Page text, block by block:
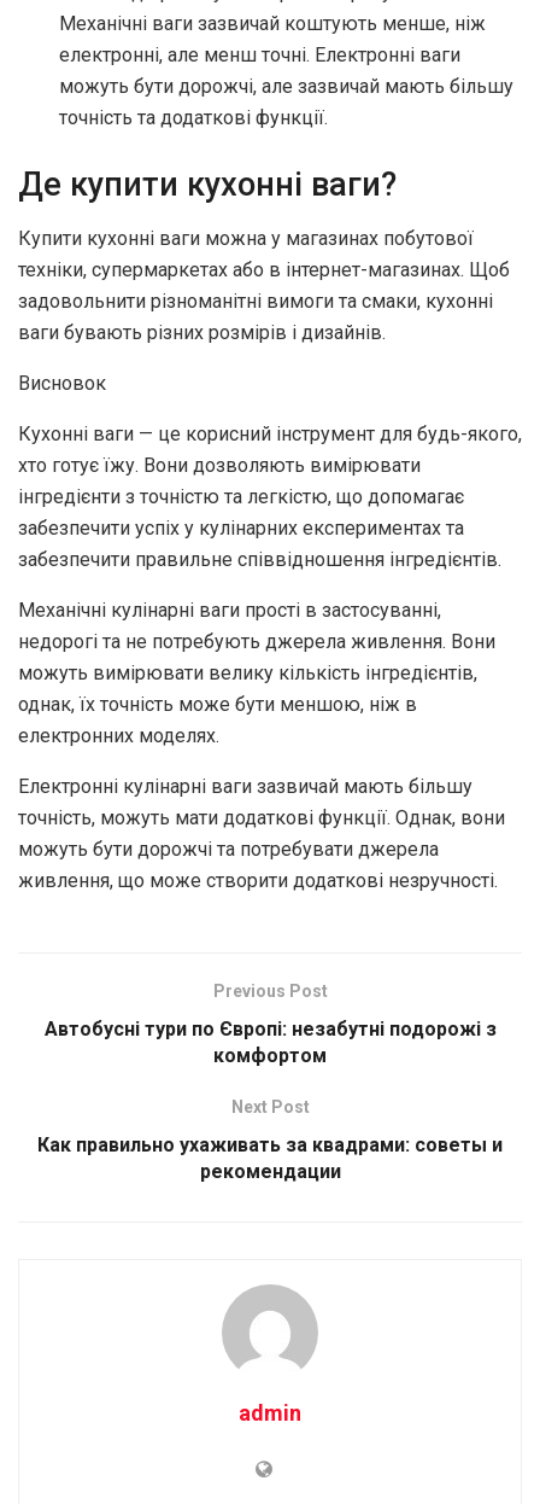
Механічні ваги зазвичай коштують менше, ніж
електронні, але менш точні. Електронні ваги
можуть бути дорожчі, але зазвичай мають більшу
точність та додаткові функції.
Де купити кухонні ваги?
Купити кухонні ваги можна у магазинах побутової
техніки, супермаркетах або в інтернет-магазинах. Щоб
задовольнити різноманітні вимоги та смаки, кухонні
ваги бувають різних розмірів і дизайнів.
Висновок
Кухонні ваги — це корисний інструмент для будь-якого,
хто готує їжу. Вони дозволяють вимірювати
інгредієнти з точністю та легкістю, що допомагає
забезпечити успіх у кулінарних експериментах та
забезпечити правильне співвідношення інгредієнтів.
Механічні кулінарні ваги прості в застосуванні,
недорогі та не потребують джерела живлення. Вони
можуть вимірювати велику кількість інгредієнтів,
однак, їх точність може бути меншою, ніж в
електронних моделях.
Електронні кулінарні ваги зазвичай мають більшу
точність, можуть мати додаткові функції. Однак, вони
можуть бути дорожчі та потребувати джерела
живлення, що може створити додаткові незручності.
Previous Post
Автобусні тури по Європі: незабутні подорожі з
комфортом
Next Post
Как правильно ухаживать за квадрами: советы и
рекомендации
admin